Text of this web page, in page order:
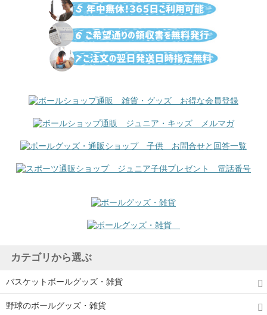
カテゴリから選ぶ
バスケットボールグッズ・雑貨
野球のボールグッズ・雑貨